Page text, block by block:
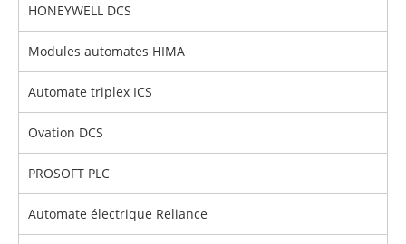
HONEYWELL DCS
Modules automates HIMA
Automate triplex ICS
Ovation DCS
PROSOFT PLC
Automate électrique Reliance